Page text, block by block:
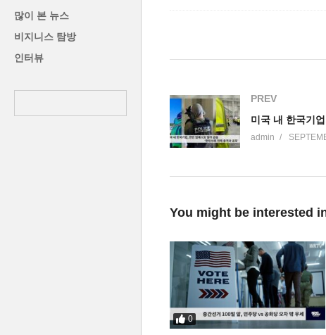
많이 본 뉴스
비지니스 탐방
인터뷰
PREV
admin
You might be interested
0